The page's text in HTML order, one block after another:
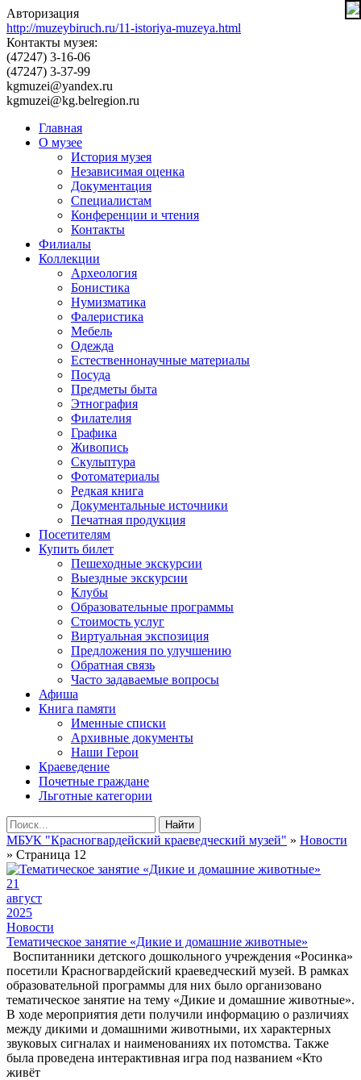
Авторизация
http://muzeybiruch.ru/11-istoriya-muzeya.html
Контакты музея:
(47247) 3-16-06
(47247) 3-37-99
kgmuzei@yandex.ru
kgmuzei@kg.belregion.ru
Главная
О музее
История музея
Независимая оценка
Документация
Специалистам
Конференции и чтения
Контакты
Филиалы
Коллекции
Археология
Бонистика
Нумизматика
Фалеристика
Мебель
Одежда
Естественнонаучные материалы
Посуда
Предметы быта
Этнография
Филателия
Графика
Живопись
Скульптура
Фотоматериалы
Редкая книга
Документальные источники
Печатная продукция
Посетителям
Купить билет
Пешеходные экскурсии
Выездные экскурсии
Клубы
Образовательные программы
Стоимость услуг
Виртуальная экспозиция
Предложения по улучшению
Обратная связь
Часто задаваемые вопросы
Афиша
Книга памяти
Именные списки
Архивные документы
Наши Герои
Краеведение
Почетные граждане
Льготные категории
Найти
МБУК "Красногвардейский краеведческий музей" » Новости
» Страница 12
21
август
2025
Новости
Тематическое занятие «Дикие и домашние животные»
Воспитанники детского дошкольного учреждения «Росинка»
посетили Красногвардейский краеведческий музей. В рамках
образовательной программы для них было организовано
тематическое занятие на тему «Дикие и домашние животные».
В ходе мероприятия дети получили информацию о различиях
между дикими и домашними животными, их характерных
звуковых сигналах и наименованиях их потомства. Также
была проведена интерактивная игра под названием «Кто
живёт